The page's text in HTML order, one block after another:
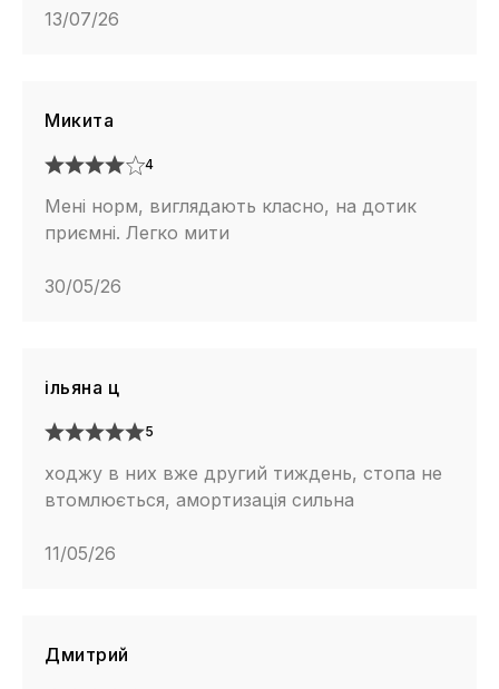
13/07/26
Микита
4
Мені норм, виглядають класно, на дотик
приємні. Легко мити
30/05/26
ільяна ц
5
ходжу в них вже другий тиждень, стопа не
втомлюється, амортизація сильна
11/05/26
Дмитрий